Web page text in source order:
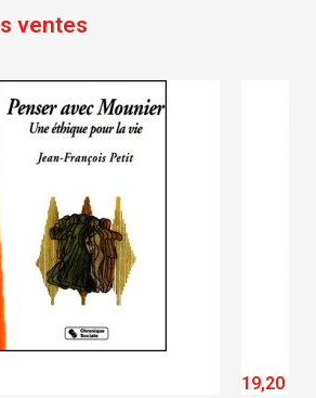
liste
Créer une liste d'envies
ventes
19,20 €